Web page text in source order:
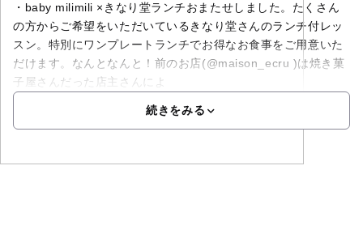
・baby milimili ×きなり堂ランチおまたせしました。たくさん
の方からご希望をいただいているきなり堂さんのランチ付レッ
スン。特別にワンプレートランチでお得なお食事をご用意いた
だけます。なんとなんと！前のお店(@maison_ecru )は焼き菓
子屋さんだった店主さんによ
続きをみる